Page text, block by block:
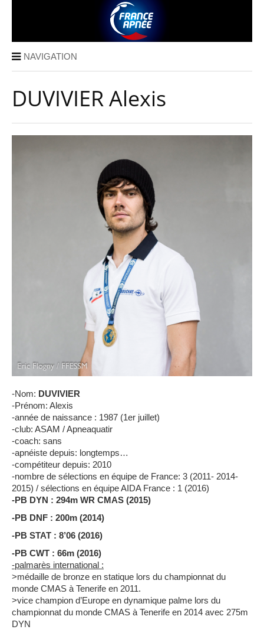
NAVIGATION
DUVIVIER Alexis
-Nom: DUVIVIER
-Prénom: Alexis
-année de naissance : 1987 (1er juillet)
-club: ASAM / Apneaquatir
-coach: sans
-apnéiste depuis: longtemps…
-compétiteur depuis: 2010
-nombre de sélections en équipe de France: 3 (2011- 2014-
2015) / sélections en équipe AIDA France : 1 (2016)
-PB DYN : 294m WR CMAS (2015)
-PB DNF : 200m (2014)
-PB STAT : 8’06 (2016)
-PB CWT : 66m (2016)
-palmarès international :
>médaille de bronze en statique lors du championnat du
monde CMAS à Tenerife en 2011.
>vice champion d’Europe en dynamique palme lors du
championnat du monde CMAS à Tenerife en 2014 avec 275m
DYN